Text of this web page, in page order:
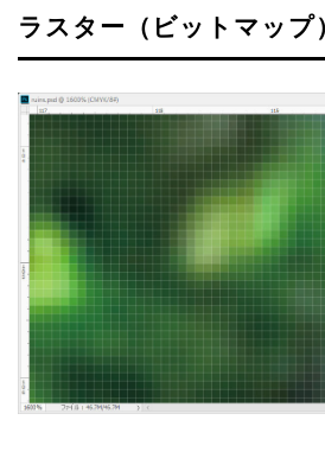
ラスター（ビットマップ